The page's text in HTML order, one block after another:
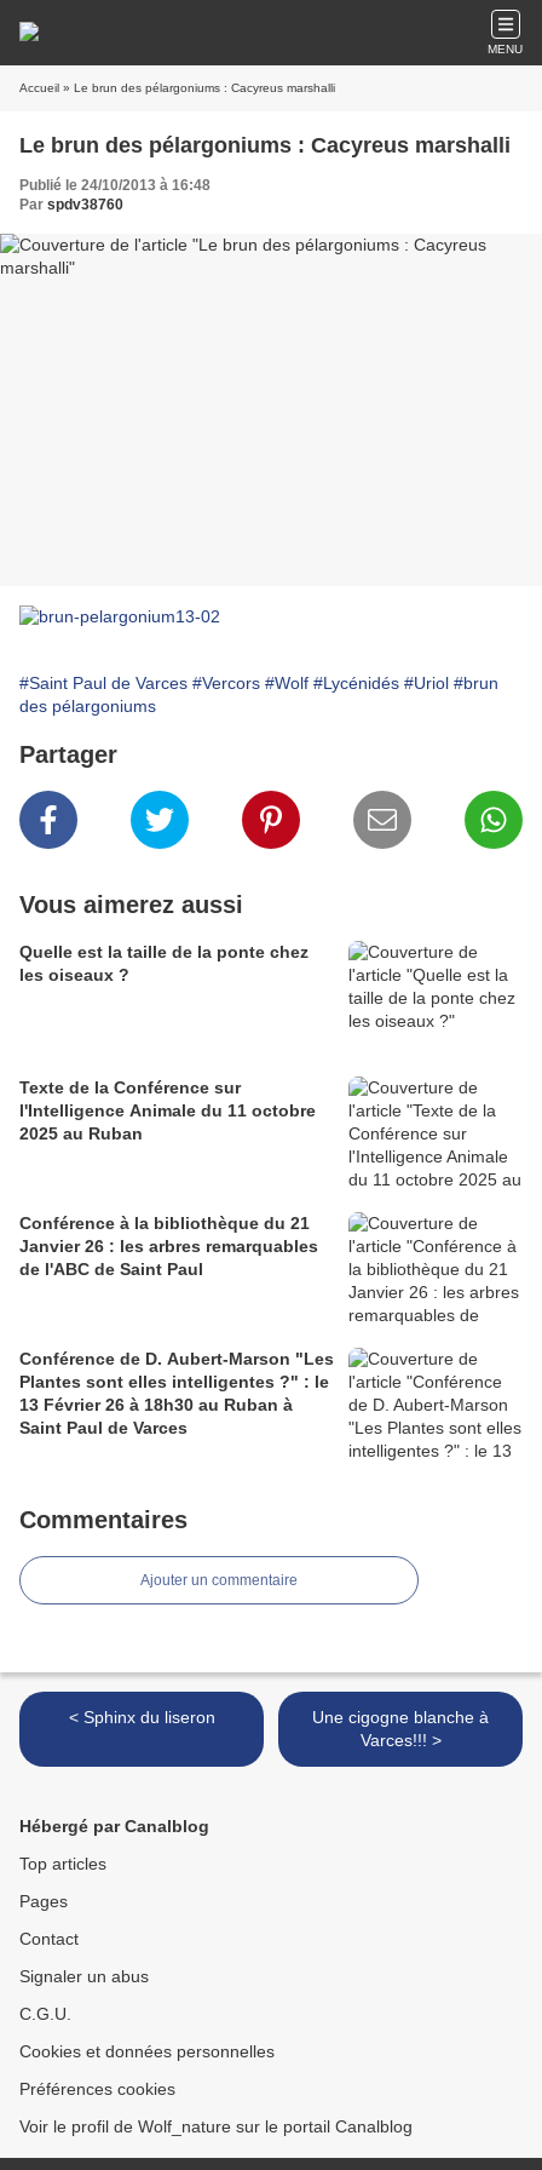
MENU
Accueil » Le brun des pélargoniums : Cacyreus marshalli
Le brun des pélargoniums : Cacyreus marshalli
Publié le 24/10/2013 à 16:48
Par spdv38760
#Saint Paul de Varces #Vercors #Wolf #Lycénidés #Uriol #brun
des pélargoniums
Partager
Vous aimerez aussi
Quelle est la taille de la ponte chez
les oiseaux ?
Texte de la Conférence sur
l'Intelligence Animale du 11 octobre
2025 au Ruban
Conférence à la bibliothèque du 21
Janvier 26 : les arbres remarquables
de l'ABC de Saint Paul
Conférence de D. Aubert-Marson "Les
Plantes sont elles intelligentes ?" : le
13 Février 26 à 18h30 au Ruban à
Saint Paul de Varces
Commentaires
Ajouter un commentaire
< Sphinx du liseron
Une cigogne blanche à
Varces!!! >
Hébergé par Canalblog
Top articles
Pages
Contact
Signaler un abus
C.G.U.
Cookies et données personnelles
Préférences cookies
Voir le profil de Wolf_nature sur le portail Canalblog